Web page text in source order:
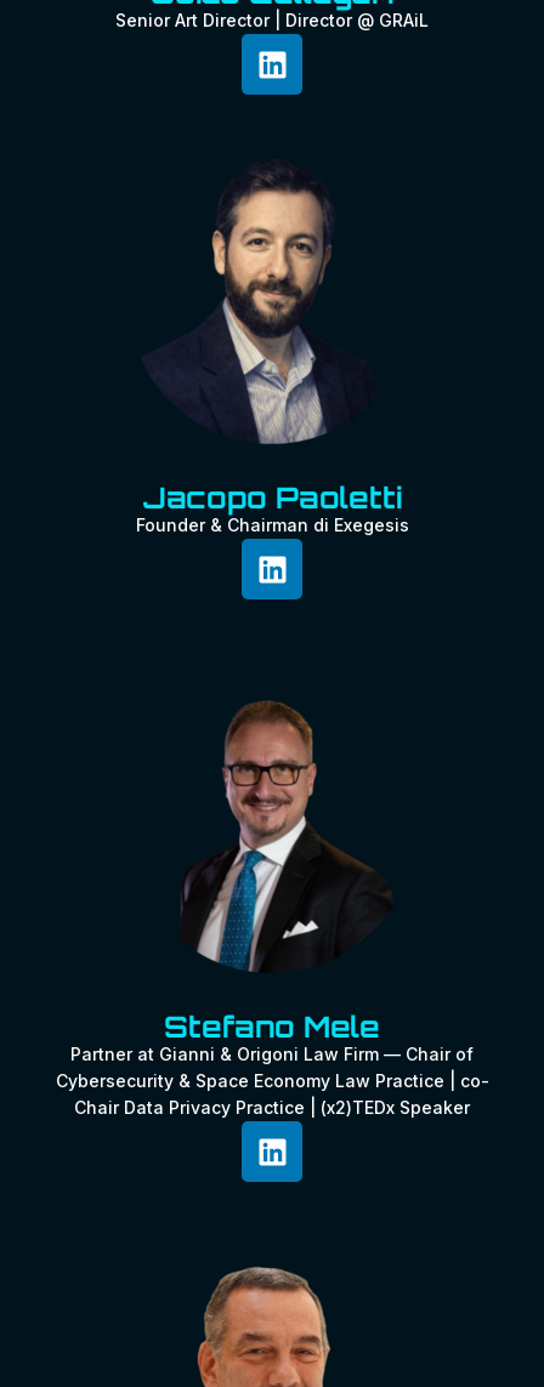
Senior Art Director | Director @ GRAiL
Jacopo Paoletti
Founder & Chairman di Exegesis
Stefano Mele
Partner at Gianni & Origoni Law Firm — Chair of
Cybersecurity & Space Economy Law Practice | co-
Chair Data Privacy Practice | (x2)TEDx Speaker